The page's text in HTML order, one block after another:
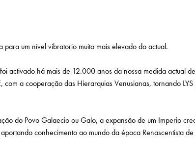
um nível vibratorio muito mais elevado do actual.
activado há mais de 12.000 anos da nossa medida actual
a cooperação das Hierarquias Venusianas, tornando
do Povo Galaecio ou Galo, a expansão de um Imperio
conhecimento ao mundo da época Renascentista